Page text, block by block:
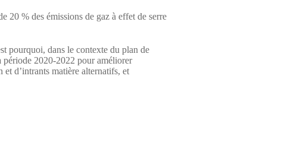
20 % des émissions de gaz à effet de serre
pourquoi, dans le contexte du plan de
période 2020-2022 pour améliorer
d’intrants matière alternatifs, et